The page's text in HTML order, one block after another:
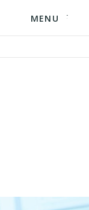
MENU